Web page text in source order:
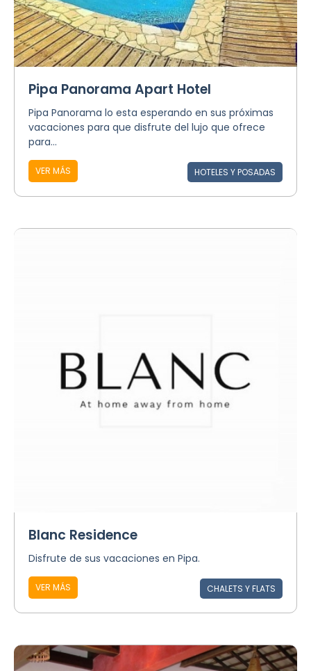
Pipa Panorama Apart Hotel
Pipa Panorama lo esta esperando en sus próximas
vacaciones para que disfrute del lujo que ofrece
para...
VER MÁS HOTELES Y POSADAS
Blanc Residence
Disfrute de sus vacaciones en Pipa.
VER MÁS CHALETS Y FLATS